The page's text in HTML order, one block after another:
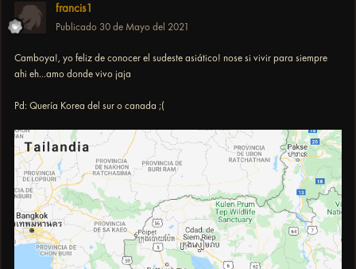
francis1
Publicado 30 de Mayo del 2021
Camboya!, yo feliz de conocer el sudeste asiático! nose si vivir para siempre
ahi eh...amo donde vivo jaja
Pd: Quería Korea del sur o canada ;(